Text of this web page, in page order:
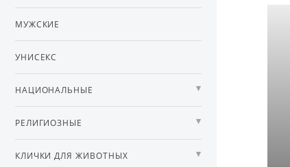
МУЖСКИЕ
УНИСЕКС
НАЦИОНАЛЬНЫЕ
РЕЛИГИОЗНЫЕ
КЛИЧКИ ДЛЯ ЖИВОТНЫХ